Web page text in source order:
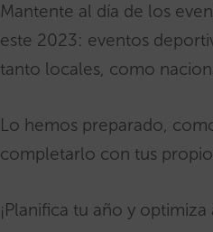
Mantente al día de los
este 2023: eventos
tanto locales, como
Lo hemos preparado,
completarlo con tus
¡Planifica tu año y